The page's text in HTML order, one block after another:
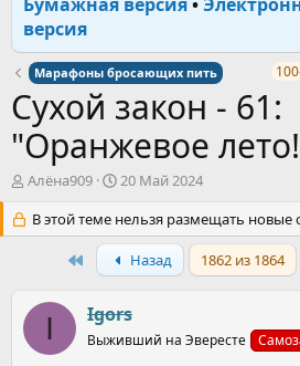
версия
Марафоны бросающих пить
Сухой закон - 61:
"Оранжевое
А
о
м
ы
Алёна909
Д
т
а
н
а
а
л
20 Май 2024
В этой теме нельзя размещать новые
Назад 1862 из 1864
I Igors
Выживший на Эвересте